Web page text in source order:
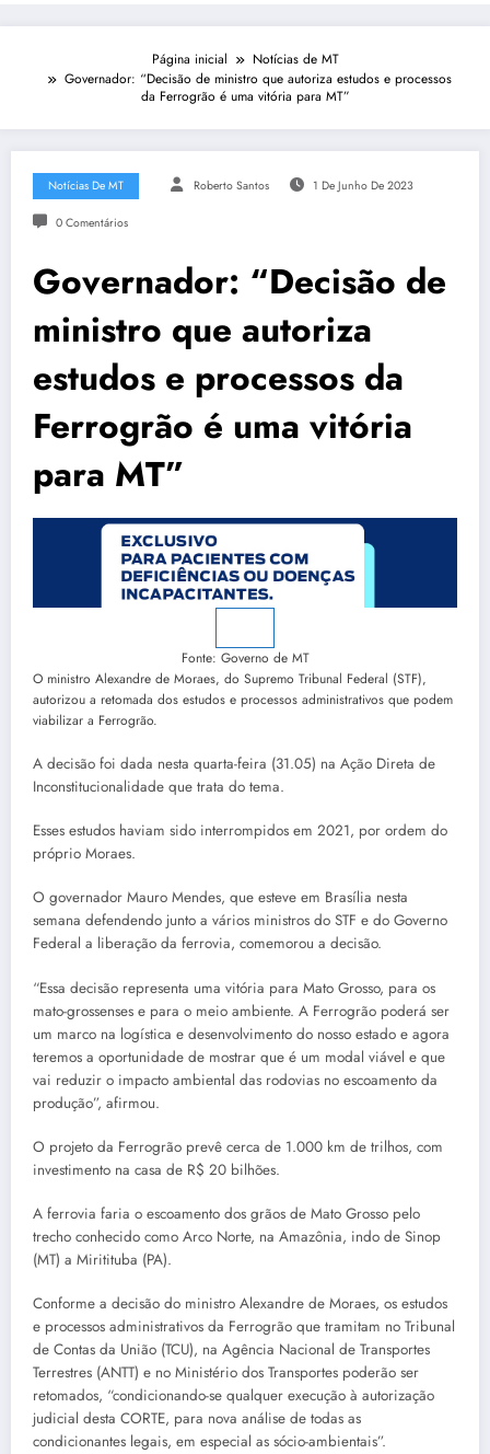
Página inicial
Notícias de MT
Governador: “Decisão de ministro que autoriza estudos e processos
da Ferrogrão é uma vitória para MT”
Notícias De MT Roberto Santos 1 De Junho De 2023
0 Comentários
Governador: “Decisão de
ministro que autoriza
estudos e processos da
Ferrogrão é uma vitória
para MT”
Fonte: Governo de MT
O ministro Alexandre de Moraes, do Supremo Tribunal Federal (STF),
autorizou a retomada dos estudos e processos administrativos que podem
viabilizar a Ferrogrão.
A decisão foi dada nesta quarta-feira (31.05) na Ação Direta de
Inconstitucionalidade que trata do tema.
Esses estudos haviam sido interrompidos em 2021, por ordem do
próprio Moraes.
O governador Mauro Mendes, que esteve em Brasília nesta
semana defendendo junto a vários ministros do STF e do Governo
Federal a liberação da ferrovia, comemorou a decisão.
“Essa decisão representa uma vitória para Mato Grosso, para os
mato-grossenses e para o meio ambiente. A Ferrogrão poderá ser
um marco na logística e desenvolvimento do nosso estado e agora
teremos a oportunidade de mostrar que é um modal viável e que
vai reduzir o impacto ambiental das rodovias no escoamento da
produção”, afirmou.
O projeto da Ferrogrão prevê cerca de 1.000 km de trilhos, com
investimento na casa de R$ 20 bilhões.
A ferrovia faria o escoamento dos grãos de Mato Grosso pelo
trecho conhecido como Arco Norte, na Amazônia, indo de Sinop
(MT) a Miritituba (PA).
Conforme a decisão do ministro Alexandre de Moraes, os estudos
e processos administrativos da Ferrogrão que tramitam no Tribunal
de Contas da União (TCU), na Agência Nacional de Transportes
Terrestres (ANTT) e no Ministério dos Transportes poderão ser
retomados, “condicionando-se qualquer execução à autorização
judicial desta CORTE, para nova análise de todas as
condicionantes legais, em especial as sócio-ambientais”.